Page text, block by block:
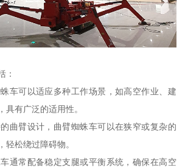
：
车可以适应多种工作场景，如高空作业、建
具有广泛的适用性。
曲臂设计，曲臂蜘蛛车可以在狭窄或复杂的
轻松绕过障碍物。
通常配备稳定支腿或平衡系统，确保在高空